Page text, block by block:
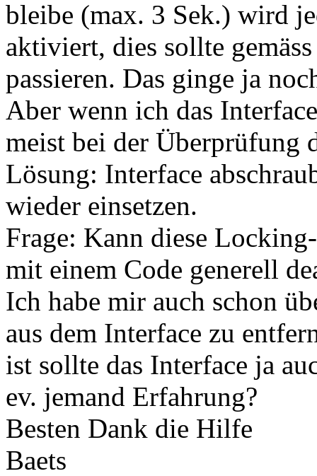
bleibe (max. 3 Sek.) wird
aktiviert, dies sollte
passieren. Das ginge ja
Aber wenn ich das
meist bei der Überprüfung
Lösung: Interface
wieder einsetzen.
Frage: Kann diese
mit einem Code generell
Ich habe mir auch schon
aus dem Interface zu
ist sollte das Interface ja
ev. jemand Erfahrung?
Besten Dank die Hilfe
Baets